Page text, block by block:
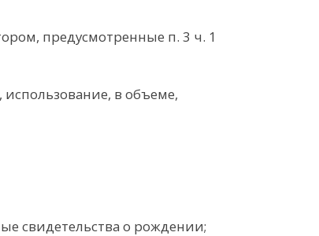
предусмотренные п. 3 ч. 1
в объеме,
свидетельства о рождении;